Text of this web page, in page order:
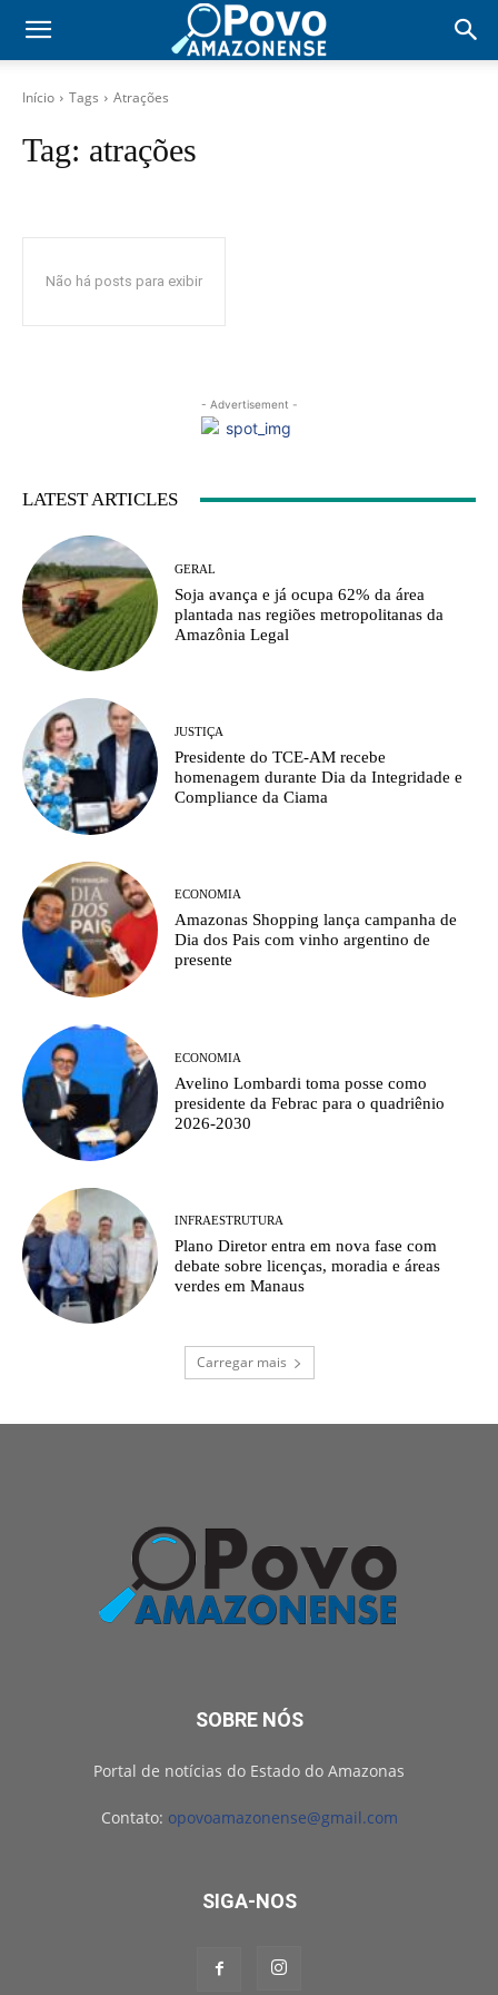
Início Tags Atrações
Tag: atrações
Não há posts para exibir
- Advertisement -
LATEST ARTICLES
GERAL
Soja avança e já ocupa 62% da área
plantada nas regiões metropolitanas da
Amazônia Legal
JUSTIÇA
Presidente do TCE-AM recebe
homenagem durante Dia da Integridade e
Compliance da Ciama
ECONOMIA
Amazonas Shopping lança campanha de
Dia dos Pais com vinho argentino de
presente
ECONOMIA
Avelino Lombardi toma posse como
presidente da Febrac para o quadriênio
2026-2030
INFRAESTRUTURA
Plano Diretor entra em nova fase com
debate sobre licenças, moradia e áreas
verdes em Manaus
Carregar mais
SOBRE NÓS
Portal de notícias do Estado do Amazonas
Contato: opovoamazonense@gmail.com
SIGA-NOS